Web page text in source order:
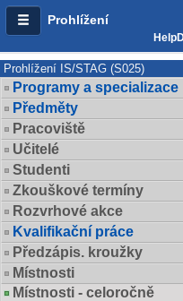
Prohlížení
Prohlížení IS/STAG (S025)
Programy a specializace
Předměty
Pracoviště
Učitelé
Studenti
Zkouškové termíny
Rozvrhové akce
Kvalifikační práce
Předzápis. kroužky
Místnosti
Místnosti - celoročně